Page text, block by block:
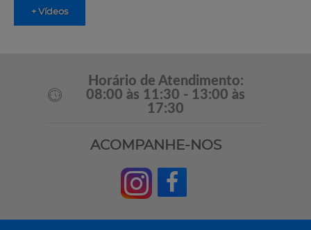
+ Vídeos
Horário de Atendimento:
08:00 às 11:30 - 13:00 às
17:30
ACOMPANHE-NOS